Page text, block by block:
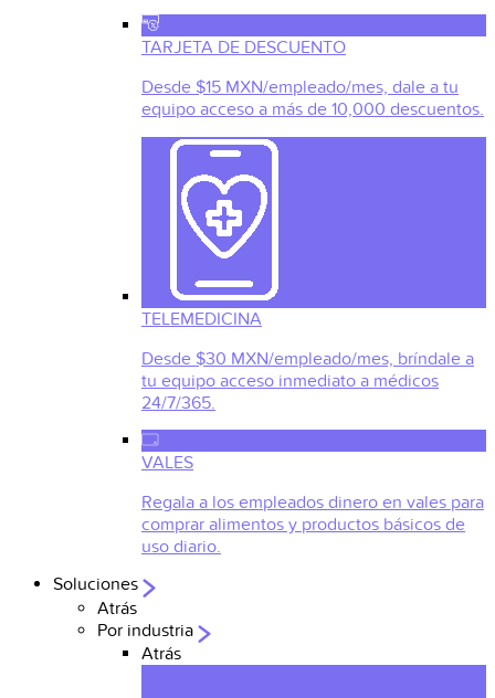
TARJETA DE DESCUENTO
Desde $15 MXN/empleado/mes, dale a tu
equipo acceso a más de 10,000 descuentos.
TELEMEDICINA
Desde $30 MXN/empleado/mes, bríndale a
tu equipo acceso inmediato a médicos
24/7/365.
VALES
Regala a los empleados dinero en vales para
comprar alimentos y productos básicos de
uso diario.
Soluciones
Atrás
Por industria
Atrás